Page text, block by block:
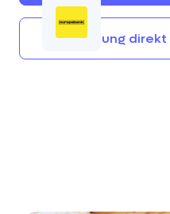
Anmeldung direkt